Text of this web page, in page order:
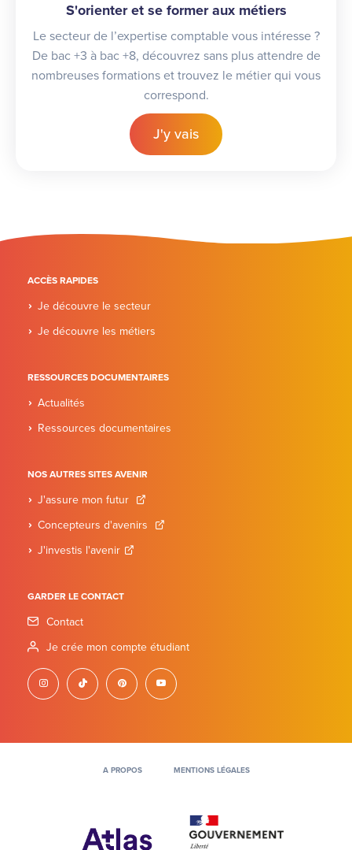
S'orienter et se former aux métiers
Le secteur de l’expertise comptable vous intéresse ?
De bac +3 à bac +8, découvrez sans plus attendre de
nombreuses formations et trouvez le métier qui vous
correspond.
J'y vais
ACCÈS RAPIDES
Je découvre le secteur
Je découvre les métiers
RESSOURCES DOCUMENTAIRES
Actualités
Ressources documentaires
NOS AUTRES SITES AVENIR
J'assure mon futur
Concepteurs d'avenirs
J'investis l'avenir
GARDER LE CONTACT
Contact
Je crée mon compte étudiant
instagram tiktok pinterest youtube
A PROPOS MENTIONS LÉGALES